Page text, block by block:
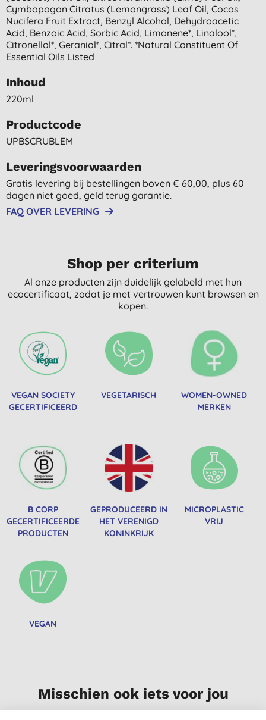
Cymbopogon Citratus (lemongrass) Leaf Oil, Cocos
Nucifera Fruit Extract, Benzyl Alcohol, Dehydroacetic
Acid, Benzoic Acid, Sorbic Acid, Limonene*, Linalool*,
Citronellol*, Geraniol*, Citral*. *natural Constituent Of
Essential Oils Listed
Inhoud
220ml
Productcode
UPBSCRUBLEM
Leveringsvoorwaarden
Gratis levering bij bestellingen boven € 60,00, plus 60
dagen niet goed, geld terug garantie.
FAQ OVER LEVERING
Shop per criterium
Al onze producten zijn duidelijk gelabeld met hun
ecocertificaat, zodat je met vertrouwen kunt browsen en
kopen.
VEGAN SOCIETY
GECERTIFICEERD
VEGETARISCH
WOMEN-OWNED
MERKEN
B CORP
GECERTIFICEERDE
PRODUCTEN
GEPRODUCEERD IN
HET VERENIGD
KONINKRIJK
MICROPLASTIC
VRIJ
VEGAN
Misschien ook iets voor jou